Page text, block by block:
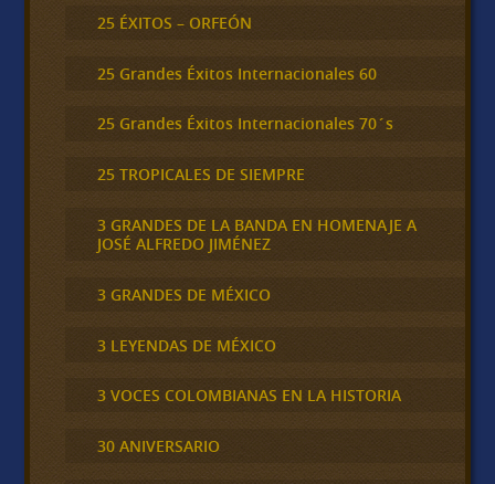
25 ÉXITOS – ORFEÓN
25 Grandes Éxitos Internacionales 60
25 Grandes Éxitos Internacionales 70´s
25 TROPICALES DE SIEMPRE
3 GRANDES DE LA BANDA EN HOMENAJE A
JOSÉ ALFREDO JIMÉNEZ
3 GRANDES DE MÉXICO
3 LEYENDAS DE MÉXICO
3 VOCES COLOMBIANAS EN LA HISTORIA
30 ANIVERSARIO